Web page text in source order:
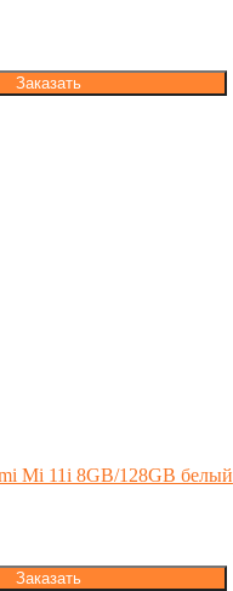
Заказать
Mi 11i 8GB/128GB белый
Заказать